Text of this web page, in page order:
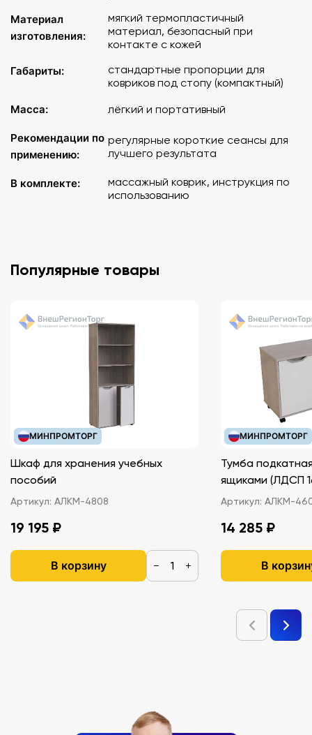
Материал
изготовления:
мягкий термопластичный
материал, безопасный при
контакте с кожей
Габариты:
стандартные пропорции для
ковриков под стопу (компактный)
Масса:
лёгкий и портативный
Рекомендации по
применению:
регулярные короткие сеансы для
лучшего результата
В комплекте:
массажный коврик, инструкция по
использованию
Популярные товары
МИНПРОМТОРГ
Шкаф для хранения учебных
пособий
Артикул: АЛКМ-4808
19 195 ₽
В корзину − +
МИНПРОМТОРГ
Тумба
ящиками
Артикул: АЛКМ-
14 285 ₽
В